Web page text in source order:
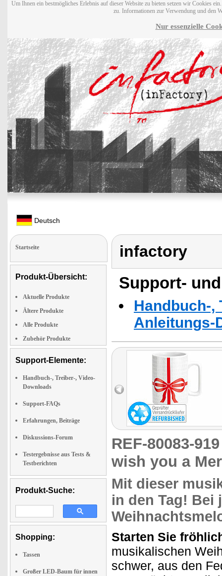
Um Ihnen ein bestmögliches Erlebnis auf dieser Website zu bieten setzen wir Cookies
zu. Informationen zur Verwendung und den
Nur essenzielle
Deutsch
Startseite
Produkt-Übersicht:
Aktuelle Produkte
Ältere Produkte
Alle Produkte
Zubehör Produkte
Support-Elemente:
Handbuch-, Treiber-, Video-
Downloads
Support-FAQs
Erfahrungen, Beiträge
Diskussions-Forum
Testergebnisse aus Tests &
Testberichten
Produkt-Suche:
Shopping:
Tassen
Großer LED-Baum für innen
infactory
Support-
Handbuch-,
Anleitungs-
REF-80083-
wish you a
Mit dieser
in den Tag! Bei
Starten Sie
musikalischen
schwer, aus den